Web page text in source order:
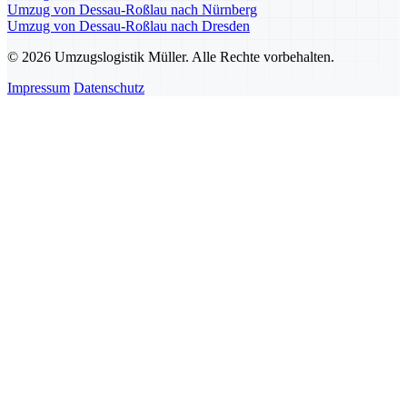
Umzug von Dessau-Roßlau nach Nürnberg
Umzug von Dessau-Roßlau nach Dresden
© 2026 Umzugslogistik Müller. Alle Rechte vorbehalten.
Impressum Datenschutz